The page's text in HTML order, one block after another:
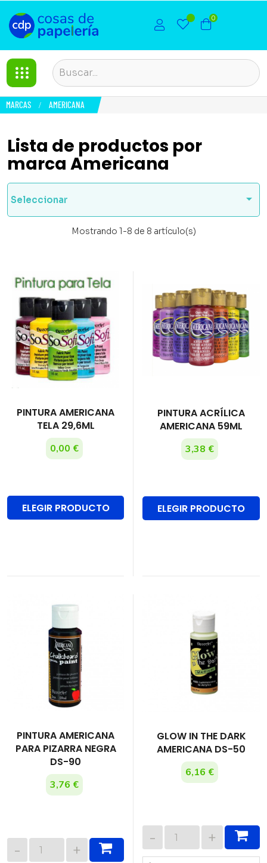
0
MARCAS AMERICANA
Lista de productos por
marca Americana
Seleccionar 
Mostrando 1-8 de 8 artículo(s)
PINTURA AMERICANA
TELA 29,6ML
0,00 €
ELEGIR PRODUCTO
PINTURA ACRÍLICA
AMERICANA 59ML
3,38 €
ELEGIR PRODUCTO
PINTURA AMERICANA
PARA PIZARRA NEGRA
DS-90
3,76 €
GLOW IN THE DARK
AMERICANA DS-50
6,16 €